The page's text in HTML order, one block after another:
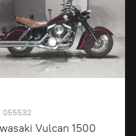
055532
Vulcan 1500